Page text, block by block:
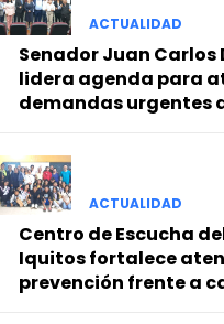
ACTUALIDAD
Senador Juan Carlos
lidera agenda para
demandas urgentes
ACTUALIDAD
Centro de Escucha
Iquitos fortalece
prevención frente a